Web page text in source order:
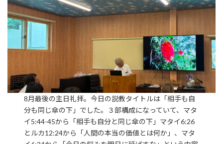
8月最後の主日礼拝。今日の説教タイトルは「相手も自
分も同じ傘の下」でした。３部構成になっていて、マタ
イ5:44-45から「相手も自分と同じ傘の下」マタイ6:26
とルカ12:24から「人間の本当の価値とは何か」、マタ